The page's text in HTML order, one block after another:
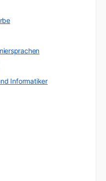
Informatiker